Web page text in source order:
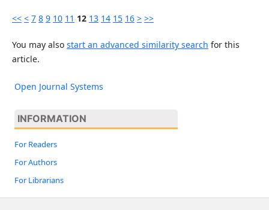
<< < 7 8 9 10 11 12 13 14 15 16 > >>
You may also start an advanced similarity search for this
article.
Open Journal Systems
INFORMATION
For Readers
For Authors
For Librarians